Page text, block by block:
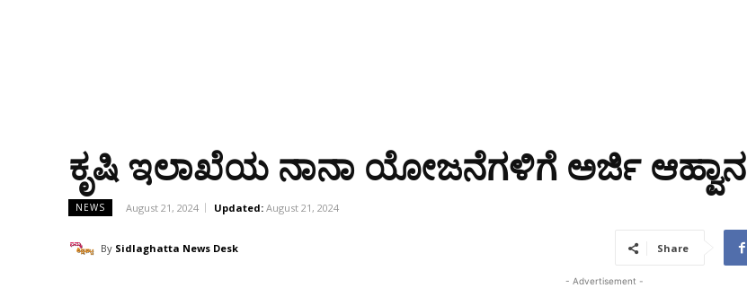
ಕೃಷಿ ಇಲಾಖೆಯ ನಾನಾ ಯೋಜನೆಗಳಿಗೆ ಅರ್ಜಿ ಆಹ್ವಾನ
NEWS August 21, 2024 Updated: August 21, 2024
By Sidlaghatta News Desk Share
- Advertisement -